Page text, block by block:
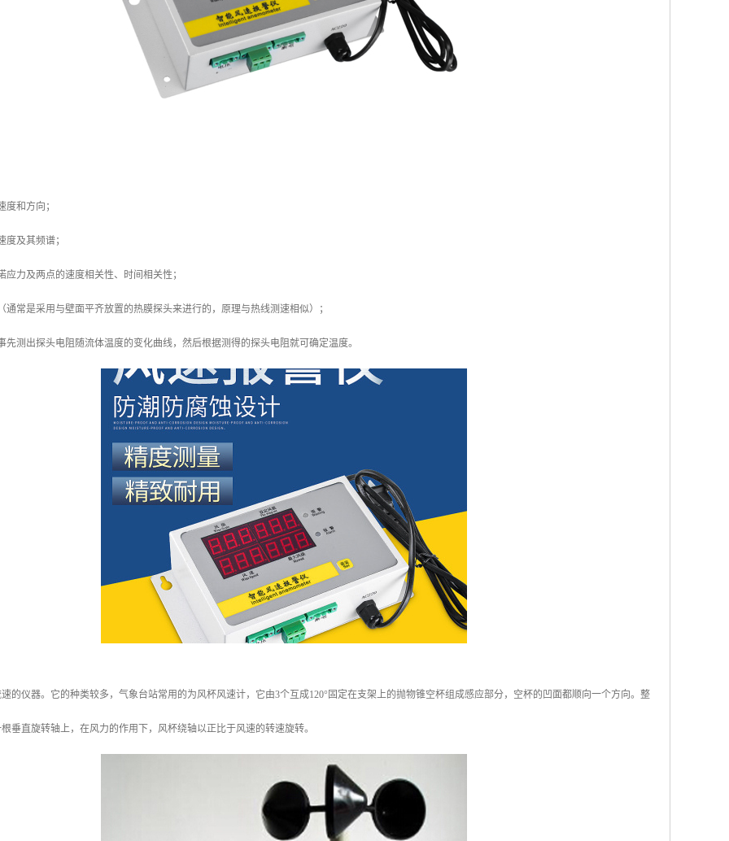
度和方向；
度及其频谱；
应力及两点的速度相关性、时间相关性；
通常是采用与壁面平齐放置的热膜探头来进行的，原理与热线测速相似）；
先测出探头电阻随流体温度的变化曲线，然后根据测得的探头电阻就可确定温度。
的仪器。它的种类较多，气象台站常用的为风杯风速计，它由3个互成120°固定在支架上的抛物锥空杯组成感应部分，空杯的凹面都顺向一个方向。整
垂直旋转轴上，在风力的作用下，风杯绕轴以正比于风速的转速旋转。